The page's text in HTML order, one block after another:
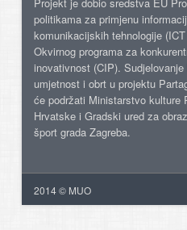
politikama za primjenu
komunikacijskih tehnologije
Okvirnog programa za
inovativnost (CIP).
umjetnost i obrt u projektu
će podržati Ministarstvo kulture
Hrvatske i Gradski ured za
šport grada Zagreba.
2014 © MUO